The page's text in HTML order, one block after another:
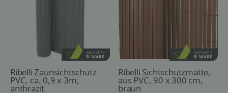
Ribelli Zaunsichtschutz
PVC, ca. 0,9 x 3m,
anthrazit
Ribelli Sichtschutzmatte,
aus PVC, 90 x 300 cm,
braun